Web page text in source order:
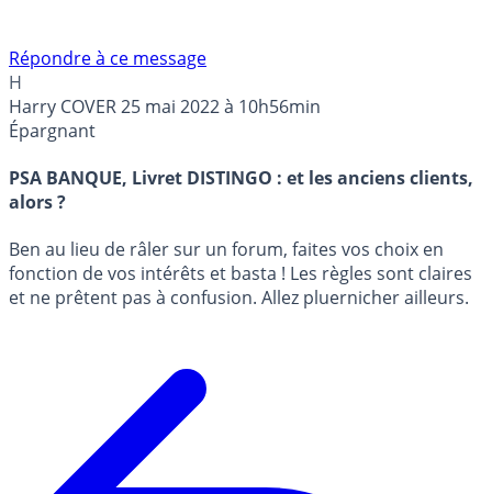
Répondre à ce message
H
Harry COVER25 mai 2022 à 10h56min
Épargnant
PSA BANQUE, Livret DISTINGO : et les anciens clients,
alors ?
Ben au lieu de râler sur un forum, faites vos choix en
fonction de vos intérêts et basta ! Les règles sont claires
et ne prêtent pas à confusion. Allez pluernicher ailleurs.